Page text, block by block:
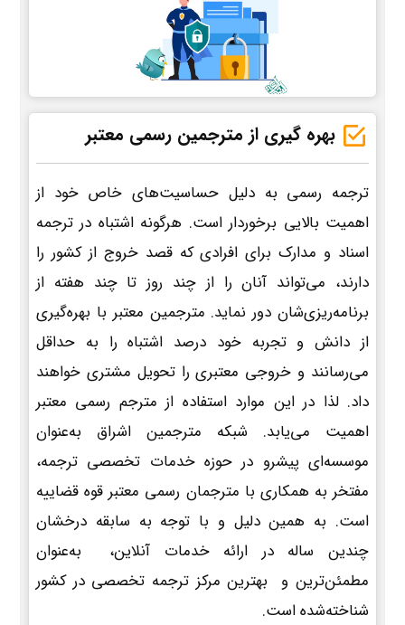
بهره گیری از مترجمین رسمی معتبر
ترجمه رسمی به دلیل حساسیت‌های خاص خود از
اهمیت بالایی برخوردار است. هرگونه اشتباه در ترجمه
اسناد و مدارک برای افرادی که قصد خروج از کشور را
دارند، می‌تواند آنان را از چند روز تا چند هفته از
برنامه‌ریزی‌شان دور نماید. مترجمین معتبر با بهره‌گیری
از دانش و تجربه خود درصد اشتباه را به حداقل
می‌رسانند و خروجی معتبری را تحویل مشتری خواهند
داد. لذا در این موارد استفاده از مترجم رسمی معتبر
اهمیت می‌یابد. شبکه مترجمین اشراق به‌عنوان
موسسه‌ای پیشرو در حوزه خدمات تخصصی ترجمه،
مفتخر به همکاری با مترجمان رسمی معتبر قوه قضاییه
است. به همین دلیل و با توجه به سابقه درخشان
چندین ساله در ارائه خدمات آنلاین، به‌عنوان
مطمئن‌ترین و بهترین مرکز ترجمه تخصصی در کشور
شناخته‌شده است.